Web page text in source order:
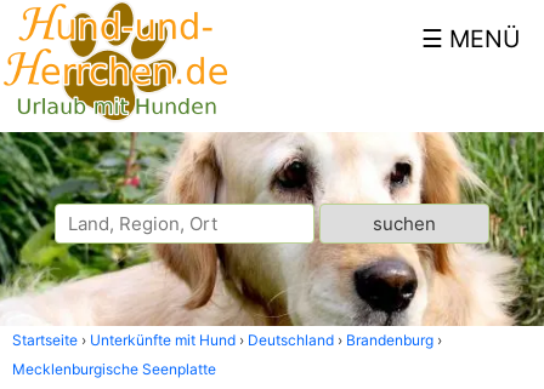
Startseite Unterkünfte mit Hund Deutschland
Brandenburg
Mecklenburgische Seenplatte